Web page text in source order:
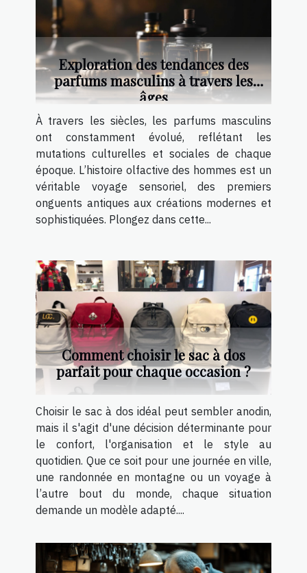
Exploration des tendances des
parfums masculins à travers les
âges
À travers les siècles, les parfums masculins
ont constamment évolué, reflétant les
mutations culturelles et sociales de chaque
époque. L’histoire olfactive des hommes est un
véritable voyage sensoriel, des premiers
onguents antiques aux créations modernes et
sophistiquées. Plongez dans cette...
Comment choisir le sac à dos
parfait pour chaque occasion ?
Choisir le sac à dos idéal peut sembler anodin,
mais il s'agit d'une décision déterminante pour
le confort, l'organisation et le style au
quotidien. Que ce soit pour une journée en ville,
une randonnée en montagne ou un voyage à
l’autre bout du monde, chaque situation
demande un modèle adapté....